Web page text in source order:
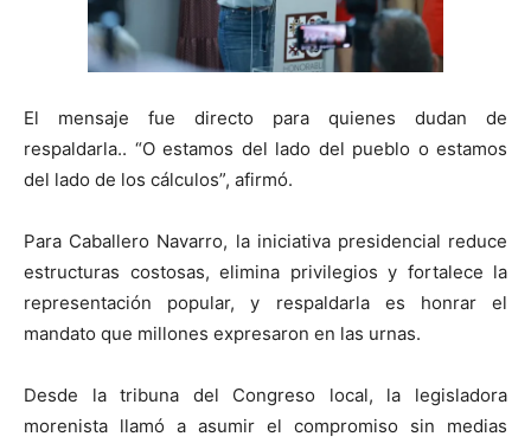
El mensaje fue directo para quienes dudan de
respaldarla.. “O estamos del lado del pueblo o estamos
del lado de los cálculos”, afirmó.
Para Caballero Navarro, la iniciativa presidencial reduce
estructuras costosas, elimina privilegios y fortalece la
representación popular, y respaldarla es honrar el
mandato que millones expresaron en las urnas.
Desde la tribuna del Congreso local, la legisladora
morenista llamó a asumir el compromiso sin medias